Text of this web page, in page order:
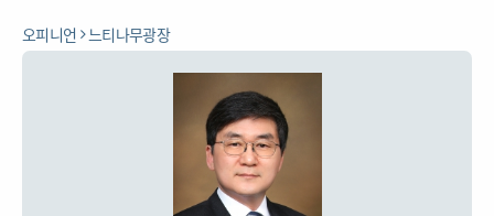
오피니언 느티나무광장